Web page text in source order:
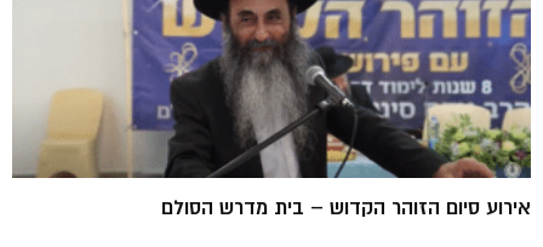
אירוע סיום הזוהר הקדוש – בית מדרש הסולם